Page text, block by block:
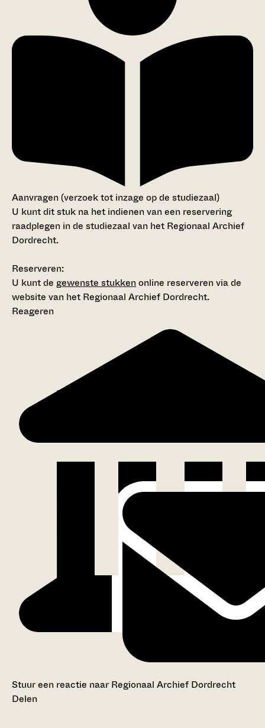
Aanvragen (verzoek tot inzage op de studiezaal)
U kunt dit stuk na het indienen van een reservering
raadplegen in de studiezaal van het Regionaal Archief
Dordrecht.
Reserveren:
U kunt de gewenste stukkenonline reserveren via de
website van het Regionaal Archief Dordrecht.
Reageren
Stuur een reactie naar Regionaal Archief Dordrecht
Delen